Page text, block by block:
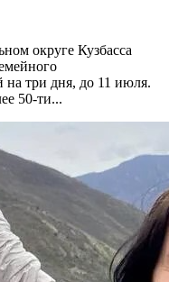
округе Кузбасса
на три дня, до 11 июля.
50-ти...